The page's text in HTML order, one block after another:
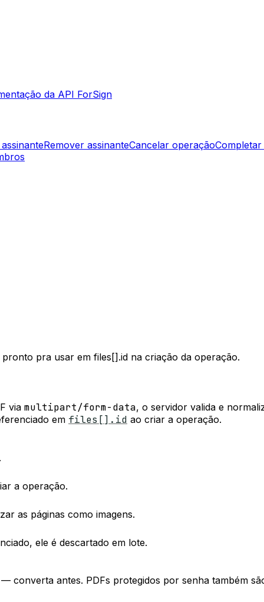
da API ForSign
Remover assinanteCancelar operação
pra usar em files[].id na criação da operação.
via multipart/form-data, o servidor valida e
em files[].id ao criar a operação.
a operação.
as páginas como imagens.
ele é descartado em lote.
converta antes. PDFs protegidos por senha também